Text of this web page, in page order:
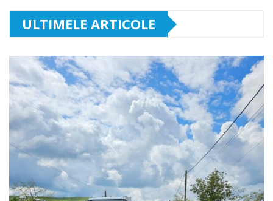
ULTIMELE ARTICOLE